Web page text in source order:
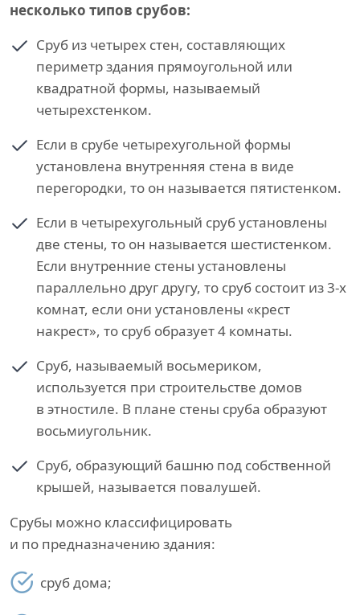
несколько типов срубов:
Сруб из четырех стен, составляющих
периметр здания прямоугольной или
квадратной формы, называемый
четырехстенком.
Если в срубе четырехугольной формы
установлена внутренняя стена в виде
перегородки, то он называется пятистенком.
Если в четырехугольный сруб установлены
две стены, то он называется шестистенком.
Если внутренние стены установлены
параллельно друг другу, то сруб состоит из 3-х
комнат, если они установлены «крест
накрест», то сруб образует 4 комнаты.
Сруб, называемый восьмериком,
используется при строительстве домов
в этностиле. В плане стены сруба образуют
восьмиугольник.
Сруб, образующий башню под собственной
крышей, называется повалушей.
Срубы можно классифицировать
и по предназначению здания:
сруб дома;